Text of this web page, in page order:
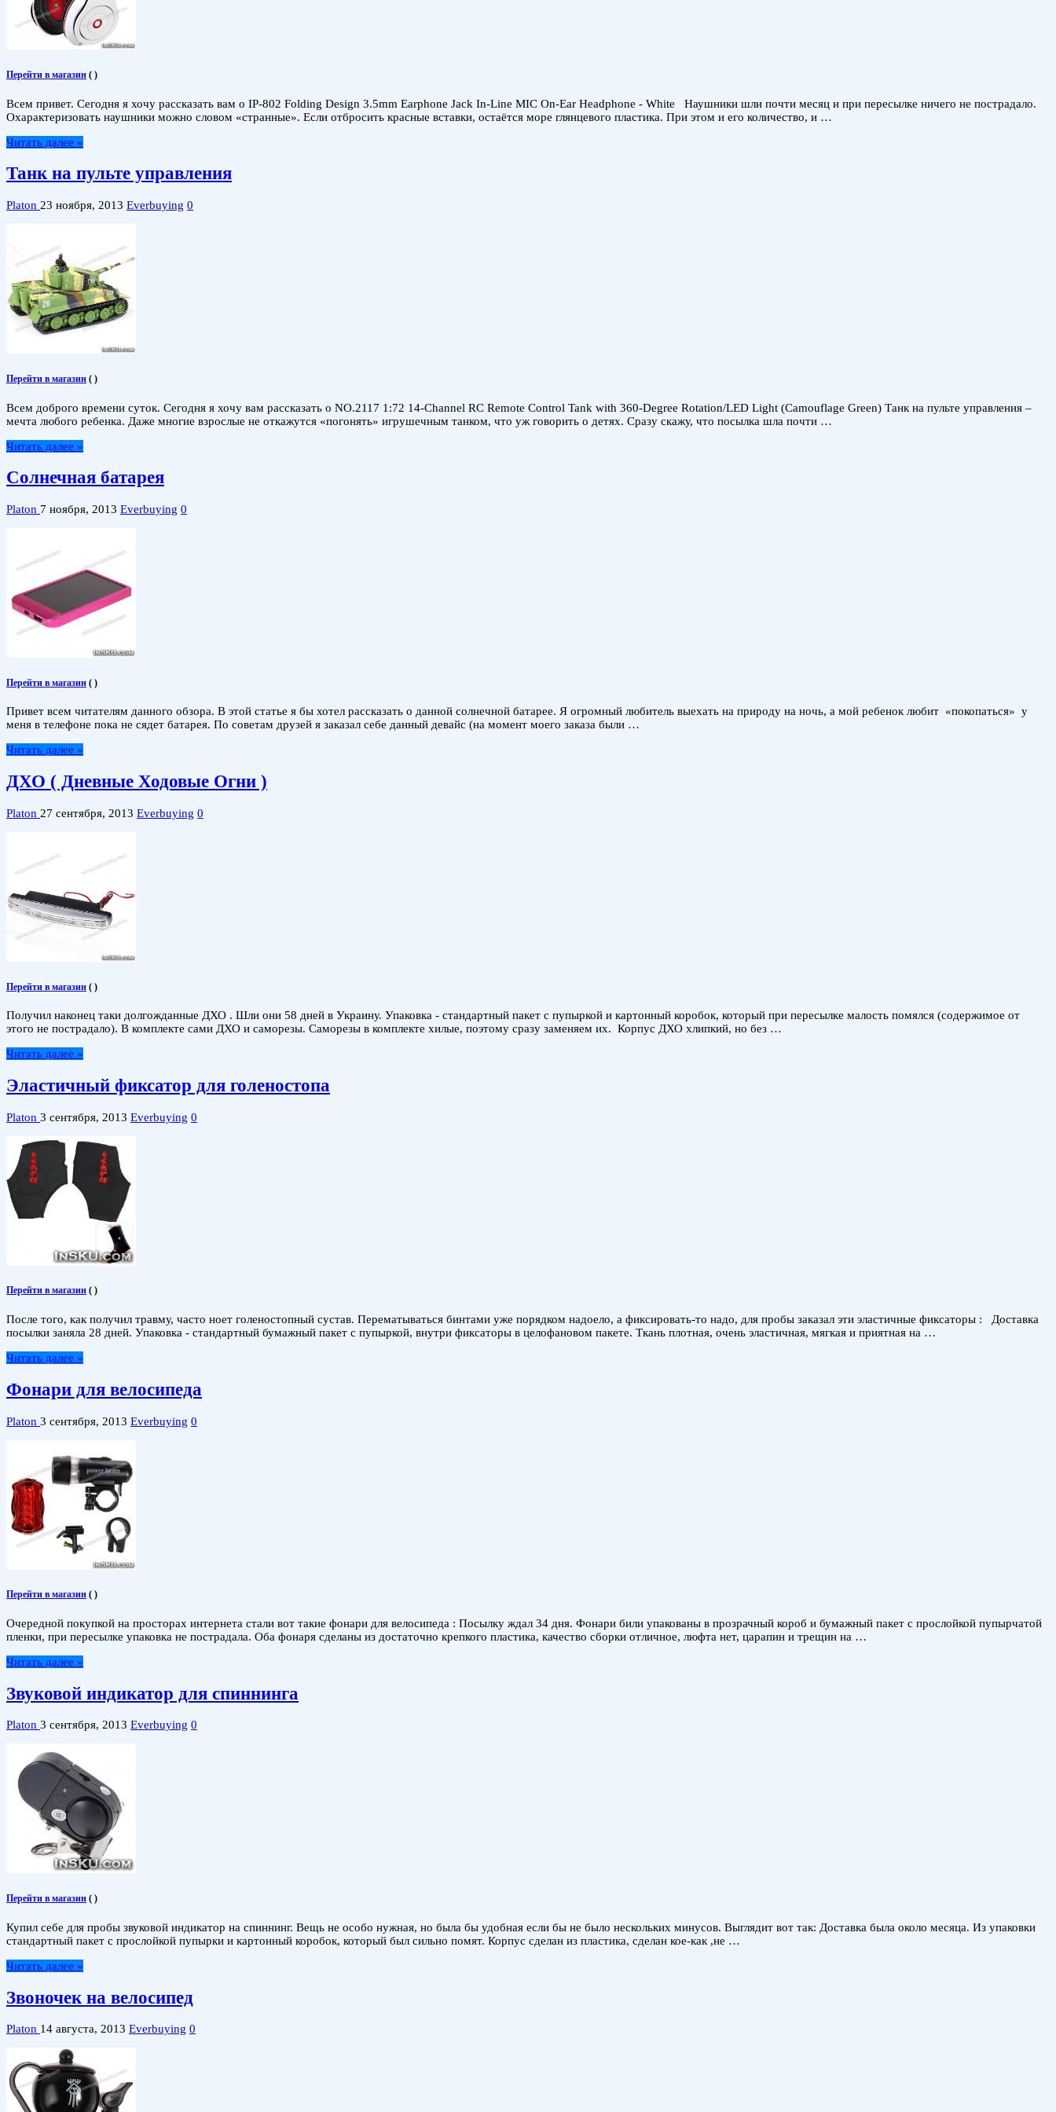
Перейти в магазин ( )
Всем привет. Сегодня я хочу рассказать вам о IP-802 Folding Design 3.5mm Earphone Jack In-Line MIC On-Ear Headphone - White Наушники шли почти месяц и при пересылке ничего не пострадало.
Охарактеризовать наушники можно словом «странные». Если отбросить красные вставки, остаётся море глянцевого пластика. При этом и его количество, и …
Читать далее »
Танк на пульте управления
Platon 23 ноября, 2013 Everbuying 0
Перейти в магазин ( )
Всем доброго времени суток. Сегодня я хочу вам рассказать о NO.2117 1:72 14-Channel RC Remote Control Tank with 360-Degree Rotation/LED Light (Camouflage Green) Танк на пульте управления –
мечта любого ребенка. Даже многие взрослые не откажутся «погонять» игрушечным танком, что уж говорить о детях. Сразу скажу, что посылка шла почти …
Читать далее »
Солнечная батарея
Platon 7 ноября, 2013 Everbuying 0
Перейти в магазин ( )
Привет всем читателям данного обзора. В этой статье я бы хотел рассказать о данной солнечной батарее. Я огромный любитель выехать на природу на ночь, а мой ребенок любит «покопаться» у
меня в телефоне пока не сядет батарея. По советам друзей я заказал себе данный девайс (на момент моего заказа были …
Читать далее »
ДХО ( Дневные Ходовые Огни )
Platon 27 сентября, 2013 Everbuying 0
Перейти в магазин ( )
Получил наконец таки долгожданные ДХО . Шли они 58 дней в Украину. Упаковка - стандартный пакет с пупыркой и картонный коробок, который при пересылке малость помялся (содержимое от
этого не пострадало). В комплекте сами ДХО и саморезы. Саморезы в комплекте хилые, поэтому сразу заменяем их. Корпус ДХО хлипкий, но без …
Читать далее »
Эластичный фиксатор для голеностопа
Platon 3 сентября, 2013 Everbuying 0
Перейти в магазин ( )
После того, как получил травму, часто ноет голеностопный сустав. Перематываться бинтами уже порядком надоело, а фиксировать-то надо, для пробы заказал эти эластичные фиксаторы : Доставка
посылки заняла 28 дней. Упаковка - стандартный бумажный пакет с пупыркой, внутри фиксаторы в целофановом пакете. Ткань плотная, очень эластичная, мягкая и приятная на …
Читать далее »
Фонари для велосипеда
Platon 3 сентября, 2013 Everbuying 0
Перейти в магазин ( )
Очередной покупкой на просторах интернета стали вот такие фонари для велосипеда : Посылку ждал 34 дня. Фонари били упакованы в прозрачный короб и бумажный пакет с прослойкой пупырчатой
пленки, при пересылке упаковка не пострадала. Оба фонаря сделаны из достаточно крепкого пластика, качество сборки отличное, люфта нет, царапин и трещин на …
Читать далее »
Звуковой индикатор для спиннинга
Platon 3 сентября, 2013 Everbuying 0
Перейти в магазин ( )
Купил себе для пробы звуковой индикатор на спиннинг. Вещь не особо нужная, но была бы удобная если бы не было нескольких минусов. Выглядит вот так: Доставка была около месяца. Из упаковки
стандартный пакет с прослойкой пупырки и картонный коробок, который был сильно помят. Корпус сделан из пластика, сделан кое-как ,не …
Читать далее »
Звоночек на велосипед
Platon 14 августа, 2013 Everbuying 0